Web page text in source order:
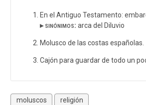
En el Antiguo Testamento:
▸ sinónimos: arca del Diluvio
Molusco de las costas españolas.
Cajón para guardar de todo un
moluscos religión